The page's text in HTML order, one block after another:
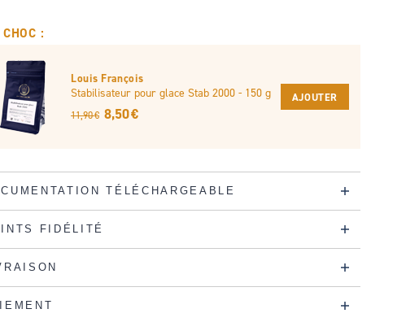
:
Louis François
Stabilisateur pour glace Stab 2000 - 150 g
11,90 € 8,50 €
AJOUTER
TÉLÉCHARGEABLE
FIDÉLITÉ